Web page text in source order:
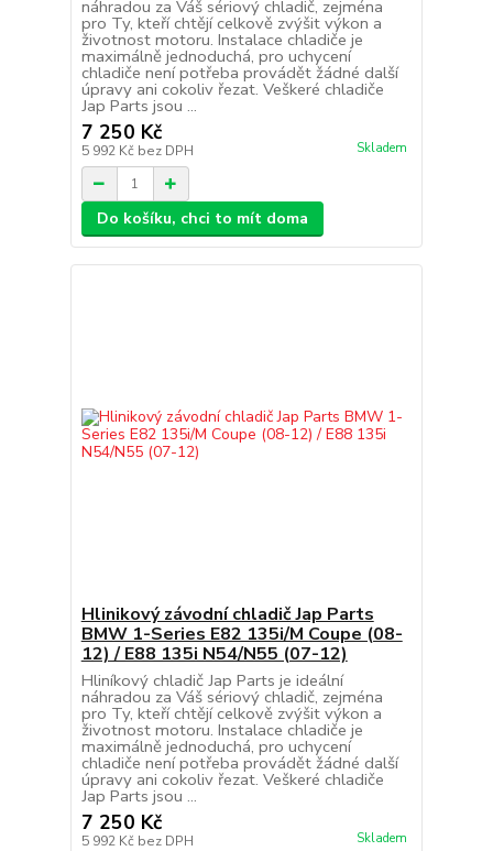
náhradou za Váš sériový chladič, zejména
pro Ty, kteří chtějí celkově zvýšit výkon a
životnost motoru. Instalace chladiče je
maximálně jednoduchá, pro uchycení
chladiče není potřeba provádět žádné další
úpravy ani cokoliv řezat. Veškeré chladiče
Jap Parts jsou ...
7 250 Kč
5 992 Kč bez DPH Skladem
Do košíku, chci to mít doma
Hlinikový závodní chladič Jap Parts
BMW 1-Series E82 135i/M Coupe (08-
12) / E88 135i N54/N55 (07-12)
Hliníkový chladič Jap Parts je ideální
náhradou za Váš sériový chladič, zejména
pro Ty, kteří chtějí celkově zvýšit výkon a
životnost motoru. Instalace chladiče je
maximálně jednoduchá, pro uchycení
chladiče není potřeba provádět žádné další
úpravy ani cokoliv řezat. Veškeré chladiče
Jap Parts jsou ...
7 250 Kč
5 992 Kč bez DPH Skladem